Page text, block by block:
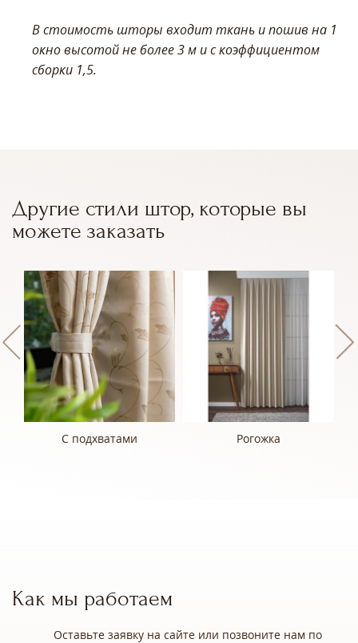
В стоимость шторы входит ткань и пошив на 1
окно высотой не более 3 м и с коэффициентом
сборки 1,5.
Другие стили штор, которые вы
можете заказать
С подхватами Рогожка
Как мы работаем
Оставьте заявку на сайте или позвоните нам по